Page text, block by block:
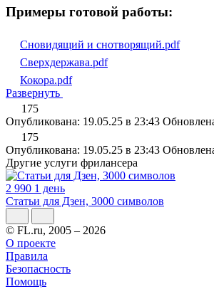
Примеры готовой работы:
Сновидящий и снотворящий.pdf
Сверхдержава.pdf
Кокора.pdf
Развернуть
175
Опубликована: 19.05.25 в 23:43
175
Опубликована: 19.05.25 в 23:43
Другие услуги фрилансера
2 990 1 день
Статьи для Дзен, 3000 символов
© FL.ru, 2005 – 2026
О проекте
Правила
Безопасность
Помощь